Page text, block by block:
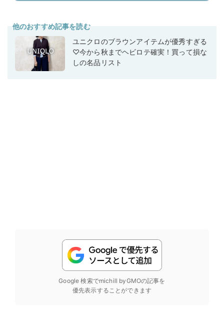
他のおすすめ記事を読む
ユニクロのブラウンアイテムが優秀すぎる
♡今から秋までヘビロテ確実！買って損な
しの名品リスト
Google 検索でmichill byGMOの記事を
優先表示することができます